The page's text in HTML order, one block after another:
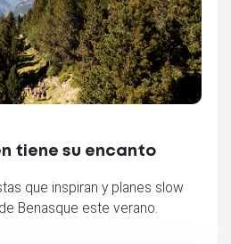
tiene su encanto
que inspiran y planes slow
Benasque este verano.